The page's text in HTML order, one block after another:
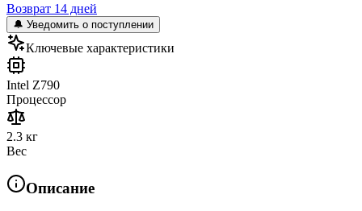
Возврат 14 дней
🔔 Уведомить о поступлении
Ключевые характеристики
Intel Z790
Процессор
2.3 кг
Вес
Описание